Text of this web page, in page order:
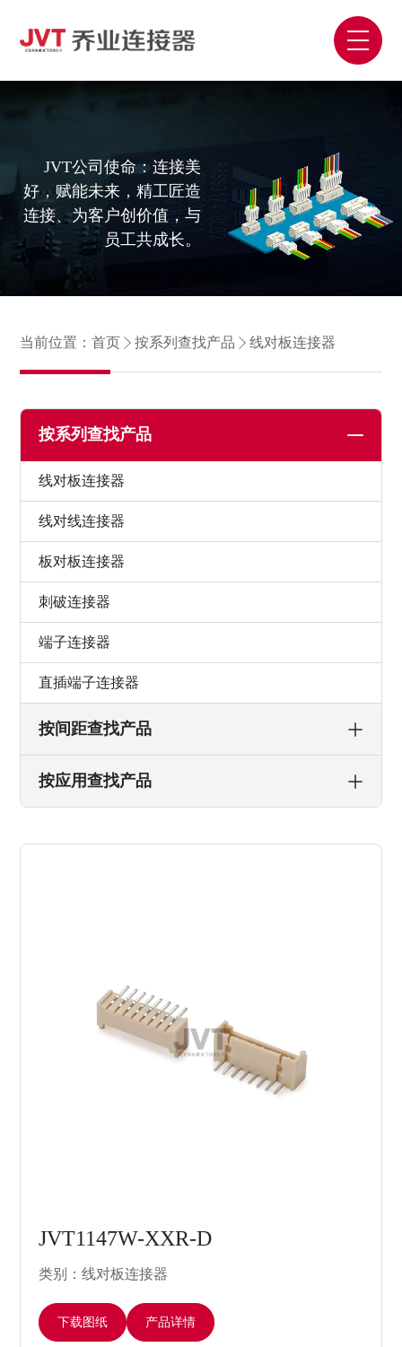
JVT公司使命：连接美
好，赋能未来，精工匠造
连接、为客户创价值，与
员工共成长。
当前位置：首页 按系列查找产品 线对板连接器
按系列查找产品
线对板连接器
线对线连接器
板对板连接器
刺破连接器
端子连接器
直插端子连接器
按间距查找产品
按应用查找产品
JVT1147W-XXR-D
类别：线对板连接器
下载图纸 产品详情